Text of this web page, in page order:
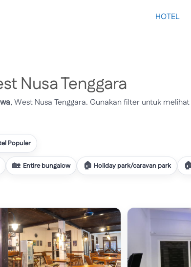
HOTEL
Nusa Tenggara
, West Nusa Tenggara. Gunakan filter untuk melihat
Populer
Entire bungalow Holiday park/caravan park